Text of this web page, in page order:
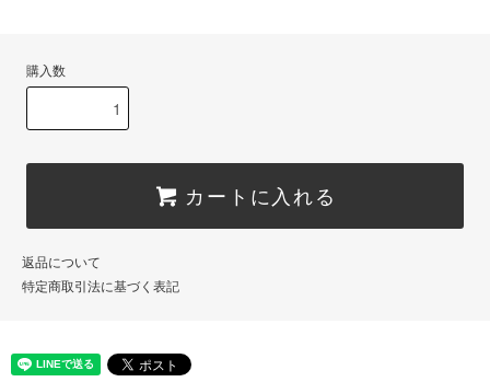
購入数
カートに入れる
返品について
特定商取引法に基づく表記